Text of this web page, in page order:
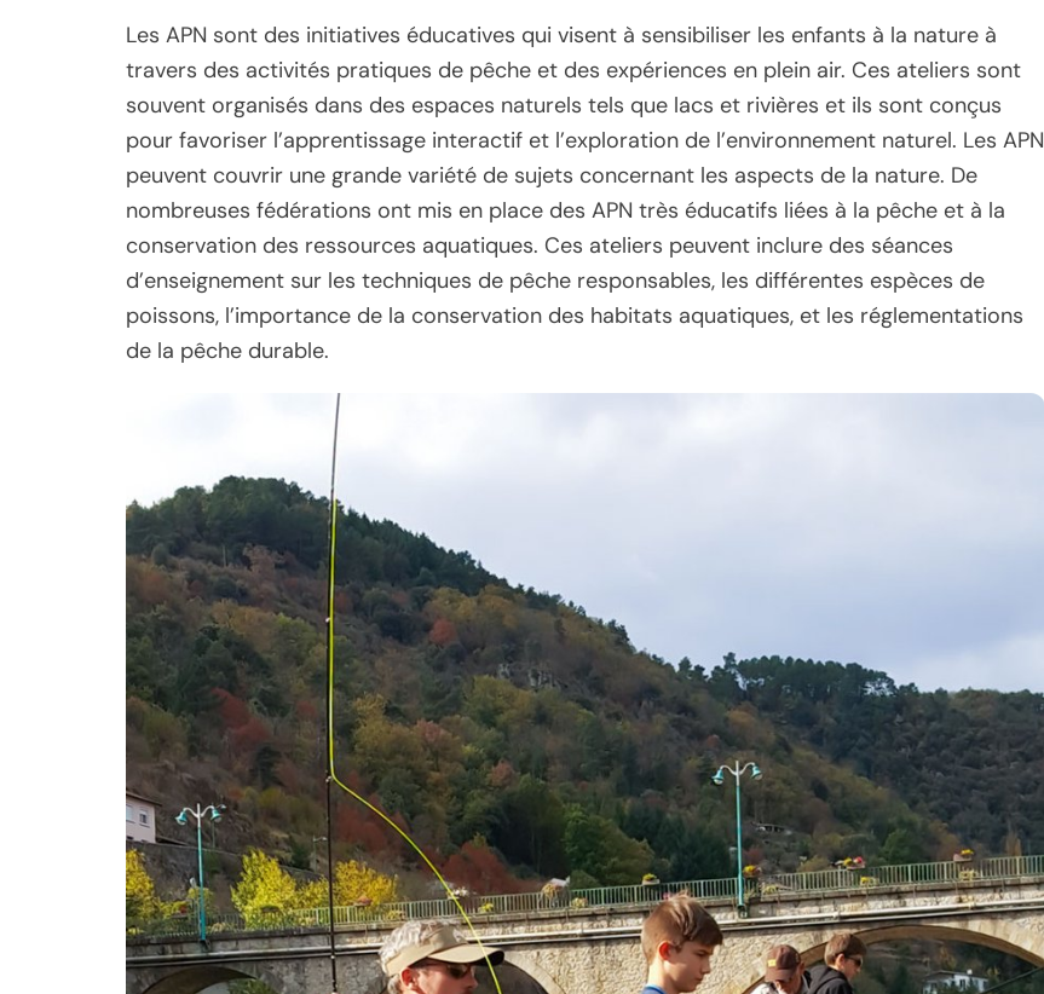
Les APN sont des initiatives éducatives qui visent à sensibiliser les enfants à la nature à
travers des activités pratiques de pêche et des expériences en plein air. Ces ateliers sont
souvent organisés dans des espaces naturels tels que lacs et rivières et ils sont conçus
pour favoriser l’apprentissage interactif et l’exploration de l’environnement naturel. Les APN
peuvent couvrir une grande variété de sujets concernant les aspects de la nature. De
nombreuses fédérations ont mis en place des APN très éducatifs liées à la pêche et à la
conservation des ressources aquatiques. Ces ateliers peuvent inclure des séances
d’enseignement sur les techniques de pêche responsables, les différentes espèces de
poissons, l’importance de la conservation des habitats aquatiques, et les réglementations
de la pêche durable.